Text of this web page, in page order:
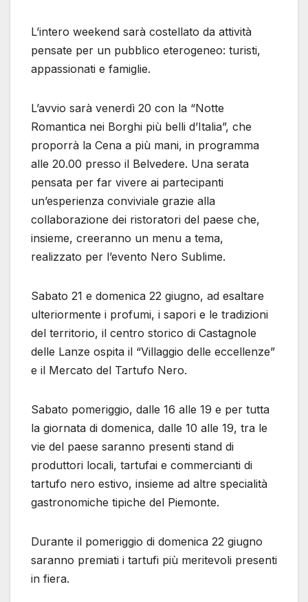
L’intero weekend sarà costellato da attività
pensate per un pubblico eterogeneo: turisti,
appassionati e famiglie.
L’avvio sarà venerdì 20 con la “Notte
Romantica nei Borghi più belli d’Italia”, che
proporrà la Cena a più mani, in programma
alle 20.00 presso il Belvedere. Una serata
pensata per far vivere ai partecipanti
un’esperienza conviviale grazie alla
collaborazione dei ristoratori del paese che,
insieme, creeranno un menu a tema,
realizzato per l’evento Nero Sublime.
Sabato 21 e domenica 22 giugno, ad esaltare
ulteriormente i profumi, i sapori e le tradizioni
del territorio, il centro storico di Castagnole
delle Lanze ospita il “Villaggio delle eccellenze”
e il Mercato del Tartufo Nero.
Sabato pomeriggio, dalle 16 alle 19 e per tutta
la giornata di domenica, dalle 10 alle 19, tra le
vie del paese saranno presenti stand di
produttori locali, tartufai e commercianti di
tartufo nero estivo, insieme ad altre specialità
gastronomiche tipiche del Piemonte.
Durante il pomeriggio di domenica 22 giugno
saranno premiati i tartufi più meritevoli presenti
in fiera.